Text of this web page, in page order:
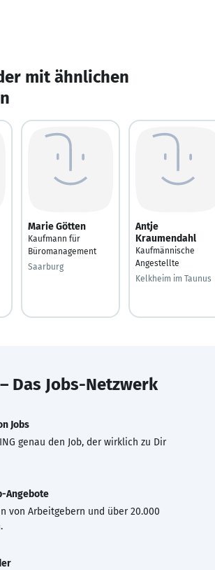
mit ähnlichen
Marie Götten
Kaufmann für
Büromanagement
Saarburg
Antje
Kraumendahl
Kaufmännische
Angestellte
Kelkheim im Taunus
Das Jobs-Netzwerk
Jobs
genau den Job, der wirklich zu Dir
Angebote
von Arbeitgebern und über 20.000